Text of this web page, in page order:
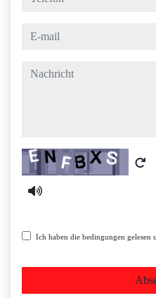
e-mail
nachricht
Captcha
Ich haben die bedingungen gelesen